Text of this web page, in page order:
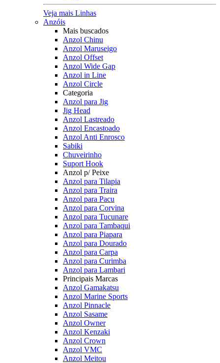
Veja mais Linhas
Anzóis
Mais buscados
Anzol Chinu
Anzol Maruseigo
Anzol Offset
Anzol Wide Gap
Anzol in Line
Anzol Circle
Categoria
Anzol para Jig
Jig Head
Anzol Lastreado
Anzol Encastoado
Anzol Anti Enrosco
Sabiki
Chuveirinho
Suport Hook
Anzol p/ Peixe
Anzol para Tilapia
Anzol para Traira
Anzol para Pacu
Anzol para Corvina
Anzol para Tucunare
Anzol para Tambaqui
Anzol para Piapara
Anzol para Dourado
Anzol para Carpa
Anzol para Curimba
Anzol para Lambari
Principais Marcas
Anzol Gamakatsu
Anzol Marine Sports
Anzol Pinnacle
Anzol Sasame
Anzol Owner
Anzol Kenzaki
Anzol Crown
Anzol VMC
Anzol Meitou